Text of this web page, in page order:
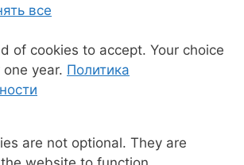
все
of cookies to accept. Your choice
year. Политика
are not optional. They are